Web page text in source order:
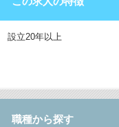
設立20年以上
職種から探す